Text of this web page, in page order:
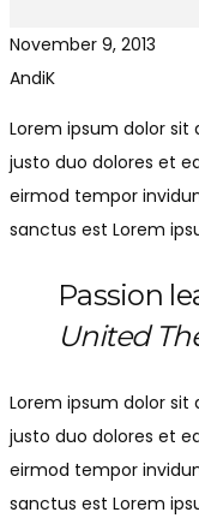
November 9, 2013
AndiK
Lorem ipsum dolor
justo duo dolores et
eirmod tempor
sanctus est Lorem
Passion
United
Lorem ipsum dolor
justo duo dolores et
eirmod tempor
sanctus est Lorem